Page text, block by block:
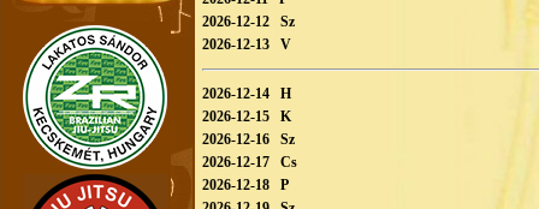
2026-12-12 Sz
2026-12-13 V
2026-12-14 H
2026-12-15 K
2026-12-16 Sz
2026-12-17 Cs
2026-12-18 P